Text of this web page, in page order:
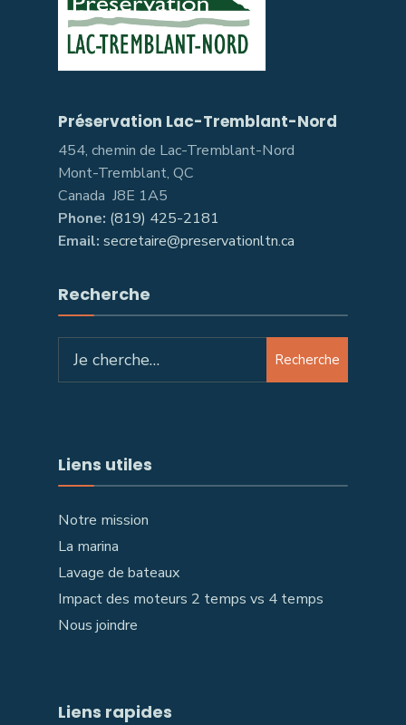
Préservation Lac-Tremblant-Nord
454, chemin de Lac-Tremblant-Nord
Mont-Tremblant, QC
Canada J8E 1A5
Phone: (819) 425-2181
Email: secretaire@preservationltn.ca
Recherche
Recherche
Liens utiles
Notre mission
La marina
Lavage de bateaux
Impact des moteurs 2 temps vs 4 temps
Nous joindre
Liens rapides